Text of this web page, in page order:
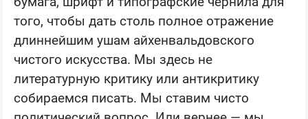
того, чтобы дать столь полное отражение
длиннейшим ушам айхенвальдовского
чистого искусства. Мы здесь не
литературную критику или антикритику
собираемся писать. Мы ставим чисто